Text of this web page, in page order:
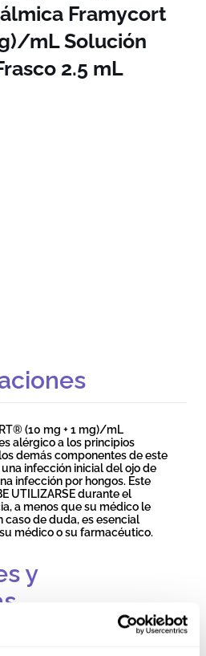
Framycort
mL Solución
2.5 mL
(10 mg + 1 mg)/mL
alérgico a los principios
demás componentes de este
infección inicial del ojo de
infección por hongos. Este
UTILIZARSE durante el
a menos que su médico le
caso de duda, es esencial
médico o su farmacéutico.
y